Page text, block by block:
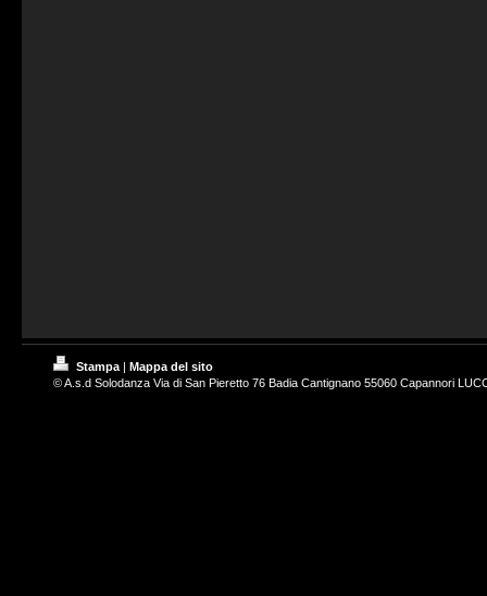
Stampa
Mappa del sito
© A.s.d Solodanza Via di San Pieretto 76 Badia Cantignano 55060 Capannori